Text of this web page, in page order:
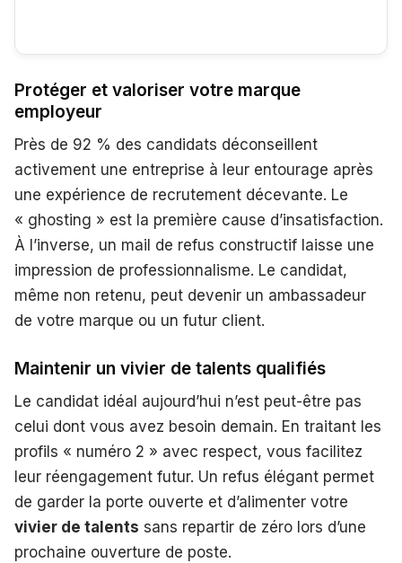
Protéger et valoriser votre marque
employeur
Près de 92 % des candidats déconseillent
activement une entreprise à leur entourage après
une expérience de recrutement décevante. Le
« ghosting » est la première cause d’insatisfaction.
À l’inverse, un mail de refus constructif laisse une
impression de professionnalisme. Le candidat,
même non retenu, peut devenir un ambassadeur
de votre marque ou un futur client.
Maintenir un vivier de talents qualifiés
Le candidat idéal aujourd’hui n’est peut-être pas
celui dont vous avez besoin demain. En traitant les
profils « numéro 2 » avec respect, vous facilitez
leur réengagement futur. Un refus élégant permet
de garder la porte ouverte et d’alimenter votre
vivier de talents sans repartir de zéro lors d’une
prochaine ouverture de poste.